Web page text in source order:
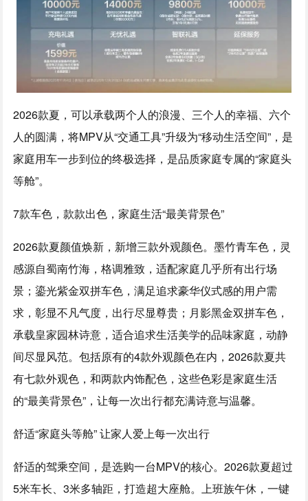
2026款夏，可以承载两个人的浪漫、三个人的幸福、六个
人的圆满，将MPV从“交通工具”升级为“移动生活空间”，是
家庭用车一步到位的终极选择，是品质家庭专属的“家庭头
等舱”。
7款车色，款款出色，家庭生活“最美背景色”
2026款夏颜值焕新，新增三款外观颜色。墨竹青车色，灵
感源自蜀南竹海，格调雅致，适配家庭几乎所有出行场
景；鎏光紫金双拼车色，满足追求豪华仪式感的用户需
求，彰显不凡气度，出行尽显尊贵；月影黑金双拼车色，
承载皇家园林诗意，适合追求生活美学的品味家庭，动静
间尽显风范。包括原有的4款外观颜色在内，2026款夏共
有七款外观色，和两款内饰配色，这些色彩是家庭生活
的“最美背景色”，让每一次出行都充满诗意与温馨。
舒适“家庭头等舱” 让家人爱上每一次出行
舒适的驾乘空间，是选购一台MPV的核心。2026款夏超过
5米车长、3米多轴距，打造超大座舱。上班族午休，一键